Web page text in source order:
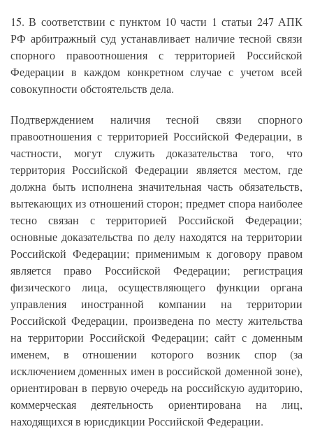
15. В соответствии с пунктом 10 части 1 статьи 247 АПК
РФ арбитражный суд устанавливает наличие тесной связи
спорного правоотношения с территорией Российской
Федерации в каждом конкретном случае с учетом всей
совокупности обстоятельств дела.
Подтверждением наличия тесной связи спорного
правоотношения с территорией Российской Федерации, в
частности, могут служить доказательства того, что
территория Российской Федерации является местом, где
должна быть исполнена значительная часть обязательств,
вытекающих из отношений сторон; предмет спора наиболее
тесно связан с территорией Российской Федерации;
основные доказательства по делу находятся на территории
Российской Федерации; применимым к договору правом
является право Российской Федерации; регистрация
физического лица, осуществляющего функции органа
управления иностранной компании на территории
Российской Федерации, произведена по месту жительства
на территории Российской Федерации; сайт с доменным
именем, в отношении которого возник спор (за
исключением доменных имен в российской доменной зоне),
ориентирован в первую очередь на российскую аудиторию,
коммерческая деятельность ориентирована на лиц,
находящихся в юрисдикции Российской Федерации.